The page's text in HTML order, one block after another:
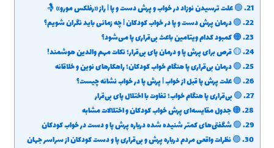
21. 🟢 علت ترسیدن نوزاد در خواب و پرش دست و پا | راز «رفلکس مورو» 🤱
22. 🟣 درمان پرش دست و پا در خواب کودکان | چه زمانی باید نگران شویم؟
23. 🟠 کمبود کدام ویتامین باعث بی‌قراری پا می‌شود؟
24. 🟡 قرص برای پرش پا و درمان پای بی‌قرار؛ نکات مهم والدین هوشمند!
25. 🟢 درمان بی‌قراری پا هنگام خواب کودکان؛ راهکارهای نوین و خلاقانه
26. 🟣 علت پرش پا قبل از خواب | پرش پا در خواب نشانه چیست؟
27. 🟢 بی‌قراری پا هنگام خواب؛ تفاوت با اختلال پای بی‌قرار
28. 🟠 جدول مقایسه‌ای پرش خواب کودکان و اختلالات مشابه
29. 🟢 شگفتی‌های کمتر شنیده شده درباره پرش پا و دست در خواب کودکان
30. 🟣 نظرات واقعی مردم درباره پرش و بی‌قراری پا و دست کودکان از سراسر جهان